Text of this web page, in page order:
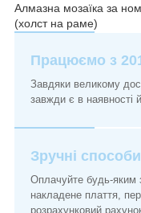
Алмазна мозаїка за
(холст на раме)
Працюємо з
Завдяки великому
завжди є в наявності
Зручні
Оплачуйте будь-
накладене плаття,
розрахунковий